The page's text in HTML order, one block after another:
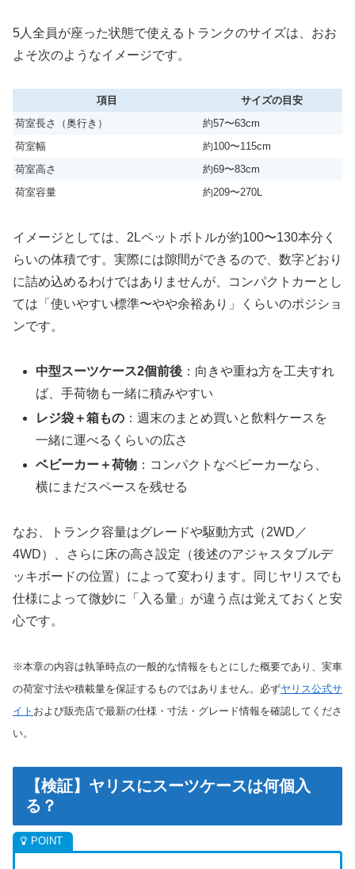
5人全員が座った状態で使えるトランクのサイズは、おお
よそ次のようなイメージです。
項目
サイズの目安
荷室長さ（奥行き）
約57〜63cm
荷室幅
約100〜115cm
荷室高さ
約69〜83cm
荷室容量
約209〜270L
イメージとしては、2Lペットボトルが約100〜130本分く
らいの体積です。実際には隙間ができるので、数字どおり
に詰め込めるわけではありませんが、コンパクトカーとし
ては「使いやすい標準〜やや余裕あり」くらいのポジショ
ンです。
中型スーツケース2個前後 ：向きや重ね方を工夫すれ
ば、手荷物も一緒に積みやすい
レジ袋＋箱もの ：週末のまとめ買いと飲料ケースを
一緒に運べるくらいの広さ
ベビーカー＋荷物 ：コンパクトなベビーカーなら、
横にまだスペースを残せる
なお、トランク容量はグレードや駆動方式（2WD／
4WD）、さらに床の高さ設定（後述のアジャスタブルデ
ッキボードの位置）によって変わります。同じヤリスでも
仕様によって微妙に「入る量」が違う点は覚えておくと安
心です。
※本章の内容は執筆時点の一般的な情報をもとにした概要であり、実車
の荷室寸法や積載量を保証するものではありません。必ずヤリス公式サ
イト および販売店で最新の仕様・寸法・グレード情報を確認してくださ
い。
【検証】ヤリスにスーツケースは何個入
る？